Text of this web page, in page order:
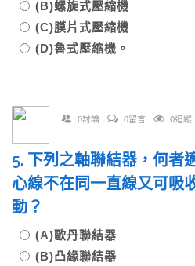
(B)螺旋式壓縮機
(C)膜片式壓縮機
(D)魯式壓縮機。
0討論 0留言 0追蹤
5. 下列之軸聯結器，何者
心線不在同一直線又可吸
動？
(A)歐丹聯結器
(B)凸緣聯結器